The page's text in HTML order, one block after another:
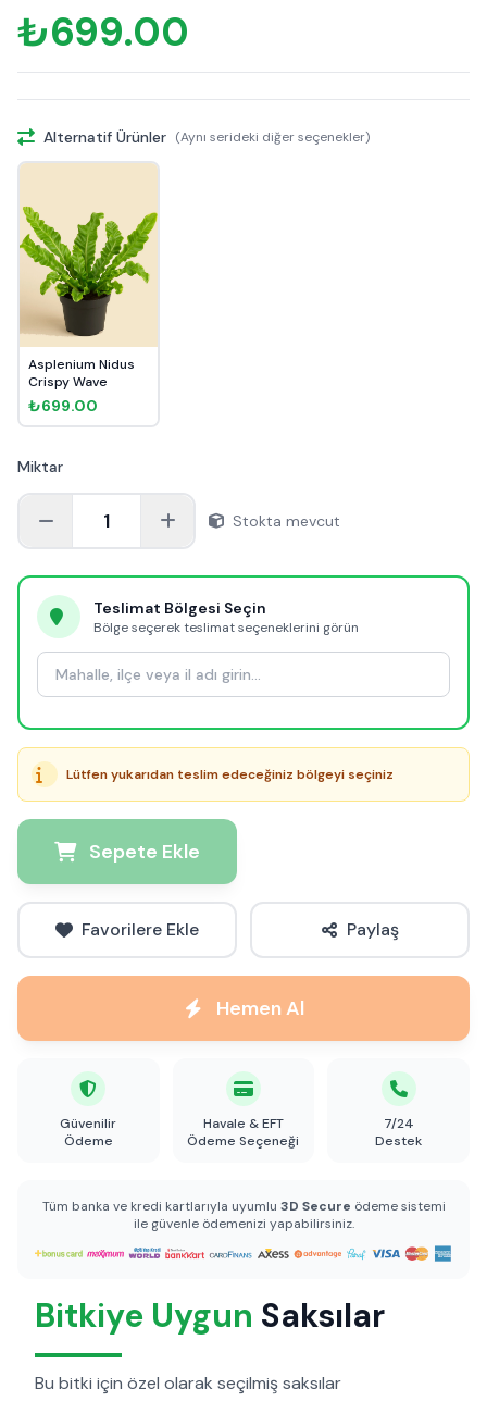
₺699.00
Alternatif Ürünler (Aynı serideki diğer seçenekler)
Asplenium Nidus
Crispy Wave
₺699.00
Miktar
1 Stokta mevcut
Teslimat Bölgesi Seçin
Bölge seçerek teslimat seçeneklerini görün
Lütfen yukarıdan teslim edeceğiniz bölgeyi seçiniz
Sepete Ekle
Favorilere Ekle Paylaş
Hemen Al
Güvenilir
Ödeme
Havale & EFT
Ödeme Seçeneği
7/24
Destek
Tüm banka ve kredi kartlarıyla uyumlu 3D Secure ödeme sistemi
ile güvenle ödemenizi yapabilirsiniz.
Bitkiye Uygun Saksılar
Bu bitki için özel olarak seçilmiş saksılar